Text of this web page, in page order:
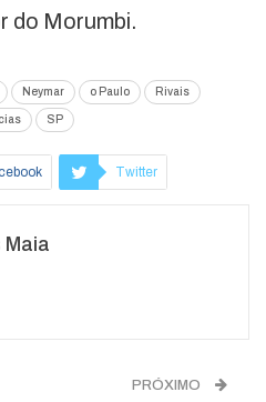
do Morumbi.
Neymar o Paulo Rivais
SP
Twitter
Maia
PRÓXIMO